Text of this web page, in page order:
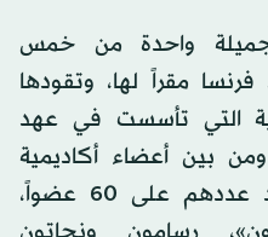
واحدة من خمس
مقراً لها، وتقودها
التي تأسست في عهد
بين أعضاء أكاديمية
الفنون الجميلة، الذين يزيد عددهم على 60 عضواً،